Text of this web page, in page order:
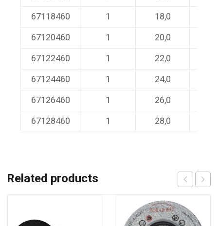
67118460
1 18,0
67120460
1 20,0
67122460
1 22,0
67124460
1 24,0
67126460
1 26,0
67128460
1 28,0
Related products